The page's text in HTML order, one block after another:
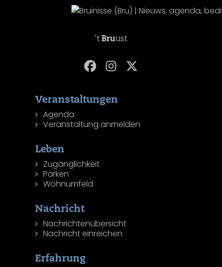
't Bruust
Veranstaltungen
Agenda
Veranstaltung anmelden
Leben
Zugänglichkeit
Parken
Wohnumfeld
Nachricht
Nachrichtenübersicht
Nachricht einreichen
Erfahrung